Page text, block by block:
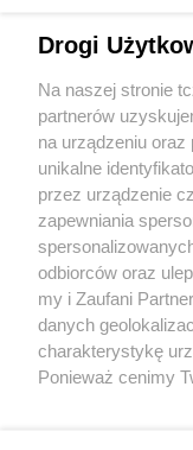
O FIRMIE
REKLAMA
Aktualności
Tcz24
Drogi
Na naszej stronie
partnerów
na urządzeniu
unikalne
przez urządzenie
zapewniania
odbiorców oraz
my i Zaufani
danych
charakterystykę
Ponieważ cenimy